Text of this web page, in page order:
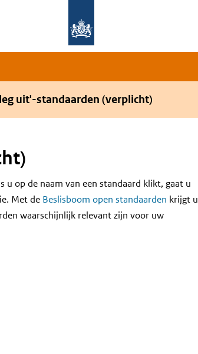
uit'-standaarden (verplicht)
u op de naam van een standaard klikt, gaat u
Met de Beslisboom open standaarden krijgt u
waarschijnlijk relevant zijn voor uw